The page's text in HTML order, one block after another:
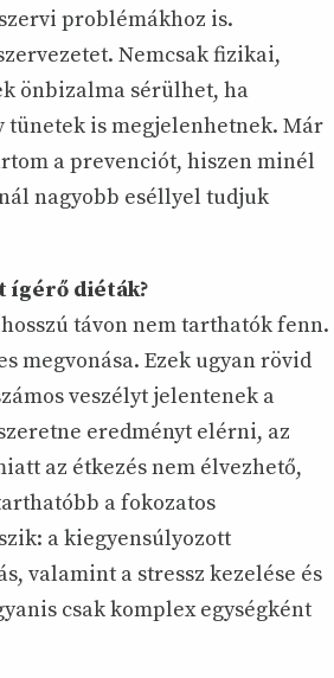
problémákhoz is.
Nemcsak fizikai,
önbizalma sérülhet, ha
tünetek is megjelenhetnek. Már
a prevenciót, hiszen minél
nagyobb eséllyel tudjuk
ígérő diéták?
távon nem tarthatók fenn.
megvonása. Ezek ugyan rövid
veszélyt jelentenek a
eredményt elérni, az
az étkezés nem élvezhető,
a fokozatos
a kiegyensúlyozott
valamint a stressz kezelése és
csak komplex egységként